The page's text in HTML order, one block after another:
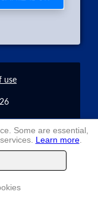
use
Some are essential,
Learn more.